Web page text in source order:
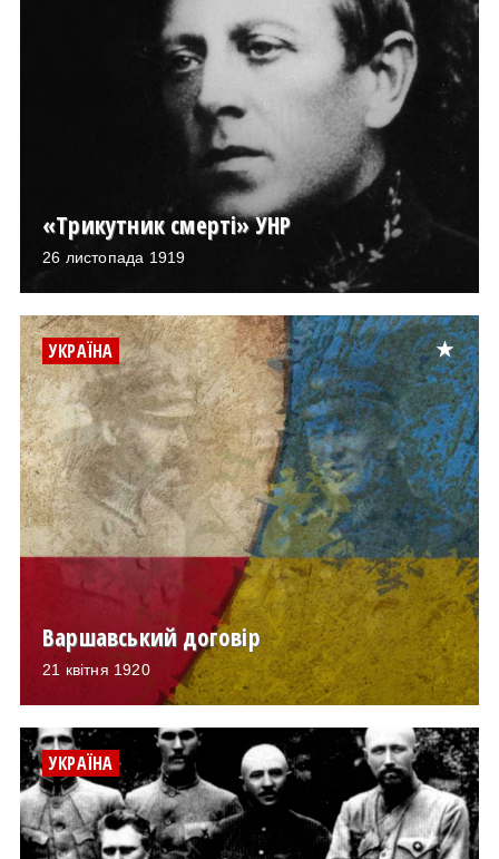
«Трикутник смерті» УНР
26 листопада 1919
УКРАЇНА
Варшавський договір
21 квітня 1920
УКРАЇНА